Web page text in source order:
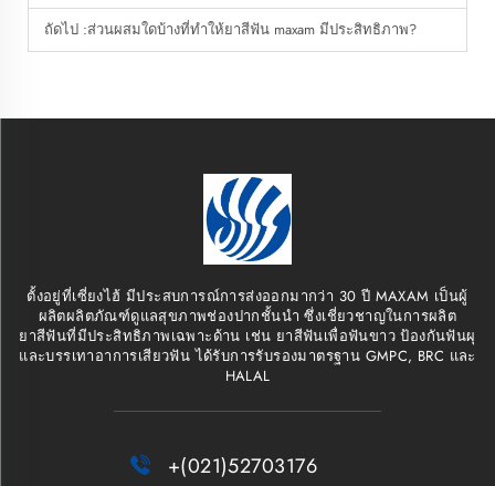
ถัดไป :ส่วนผสมใดบ้างที่ทำให้ยาสีฟัน maxam มีประสิทธิภาพ?
ตั้งอยู่ที่เซี่ยงไฮ้ มีประสบการณ์การส่งออกมากว่า 30 ปี MAXAM เป็นผู้
ผลิตผลิตภัณฑ์ดูแลสุขภาพช่องปากชั้นนำ ซึ่งเชี่ยวชาญในการผลิต
ยาสีฟันที่มีประสิทธิภาพเฉพาะด้าน เช่น ยาสีฟันเพื่อฟันขาว ป้องกันฟันผุ
และบรรเทาอาการเสียวฟัน ได้รับการรับรองมาตรฐาน GMPC, BRC และ
HALAL
 +(021)52703176